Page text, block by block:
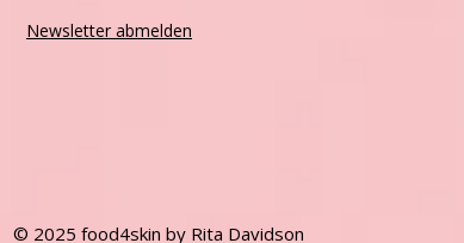
Newsletter abmelden
© 2025 food4skin by Rita Davidson